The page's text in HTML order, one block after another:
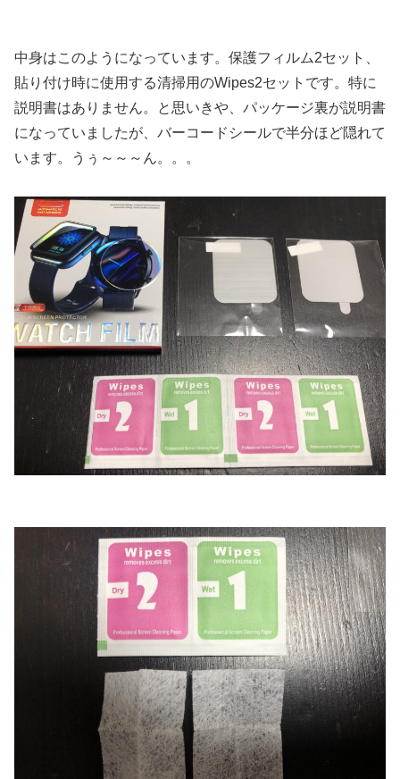
中身はこのようになっています。保護フィルム2セット、
貼り付け時に使用する清掃用のWipes2セットです。特に
説明書はありません。と思いきや、パッケージ裏が説明書
になっていましたが、バーコードシールで半分ほど隠れて
います。うぅ～～～ん。。。